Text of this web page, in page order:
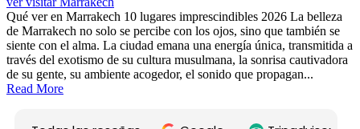
Qué ver en Marrakech 10 lugares imprescindibles 2026 La belleza
de Marrakech no solo se percibe con los ojos, sino que también se
siente con el alma. La ciudad emana una energía única, transmitida a
través del exotismo de su cultura musulmana, la sonrisa cautivadora
de su gente, su ambiente acogedor, el sonido que propagan...
Read More